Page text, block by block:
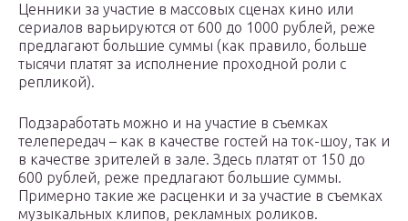
Ценники за участие в массовых сценах кино или
сериалов варьируются от 600 до 1000 рублей, реже
предлагают большие суммы (как правило, больше
тысячи платят за исполнение проходной роли с
репликой).
Подзаработать можно и на участие в съемках
телепередач – как в качестве гостей на ток-шоу, так и
в качестве зрителей в зале. Здесь платят от 150 до
600 рублей, реже предлагают большие суммы.
Примерно такие же расценки и за участие в съемках
музыкальных клипов, рекламных роликов.